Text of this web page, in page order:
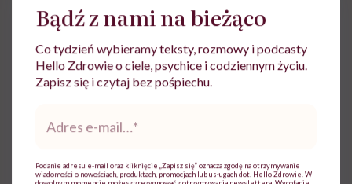
HelloZdrowie: Życie › Rodzicielstwo › „Obudziliśmy się z
„Obudziliśmy się z ręką w
nocniku”. Magda Bigaj o
higienie cyfrowej, AI i zakazie
telefonów w szkole
Bądź z nami na bieżąco
Co tydzień wybieramy teksty, rozmowy i podcasty
Hello Zdrowie o ciele, psychice i codziennym życiu.
Zapisz się i czytaj bez pośpiechu.
mail*
Podanie adresu e-mail oraz kliknięcie „Zapisz się” oznacza zgodę na otrzymywanie
wiadomości o nowościach, produktach, promocjach lub usługach dot. Hello Zdrowie. W